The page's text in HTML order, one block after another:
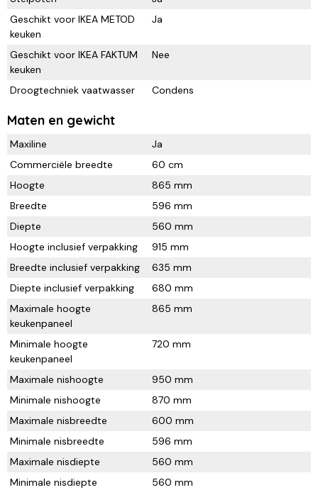
Geschikt voor IKEA METOD
keuken
Ja
Geschikt voor IKEA FAKTUM
keuken
Nee
Droogtechniek vaatwasser Condens
Maten en gewicht
Maxiline
Ja
Commerciële breedte
60 cm
Hoogte
865 mm
Breedte
596 mm
Diepte
560 mm
Hoogte inclusief verpakking
915 mm
Breedte inclusief verpakking
635 mm
Diepte inclusief verpakking
680 mm
Maximale hoogte
keukenpaneel
865 mm
Minimale hoogte
keukenpaneel
720 mm
Maximale nishoogte
950 mm
Minimale nishoogte
870 mm
Maximale nisbreedte
600 mm
Minimale nisbreedte
596 mm
Maximale nisdiepte
560 mm
Minimale nisdiepte
560 mm